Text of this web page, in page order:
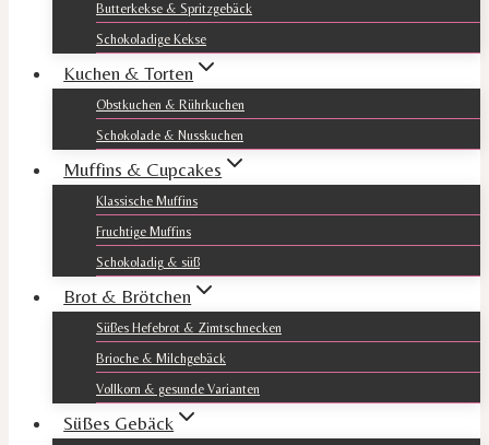
Butterkekse & Spritzgebäck
Schokoladige Kekse
Kuchen & Torten
Obstkuchen & Rührkuchen
Schokolade & Nusskuchen
Muffins & Cupcakes
Klassische Muffins
Fruchtige Muffins
Schokoladig & süß
Brot & Brötchen
Süßes Hefebrot & Zimtschnecken
Brioche & Milchgebäck
Vollkorn & gesunde Varianten
Süßes Gebäck